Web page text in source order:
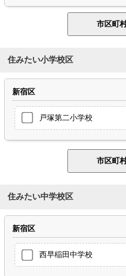
住みたい小学校区
新宿区
戸塚第二小学校
住みたい中学校区
新宿区
西早稲田中学校